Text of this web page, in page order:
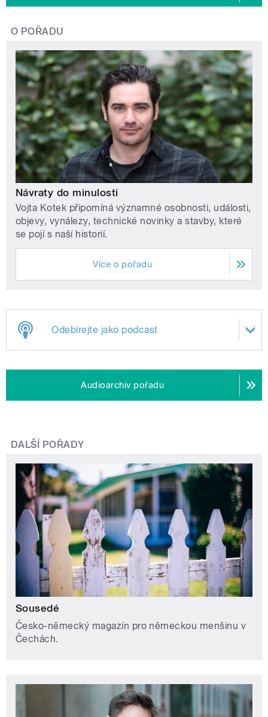
O POŘADU
Návraty do minulosti
Vojta Kotek připomíná významné osobnosti, události,
objevy, vynálezy, technické novinky a stavby, které
se pojí s naší historií.
Více o pořadu
Odebírejte jako podcast
Audioarchiv pořadu
DALŠÍ POŘADY
Sousedé
Česko-německý magazín pro německou menšinu v
Čechách.